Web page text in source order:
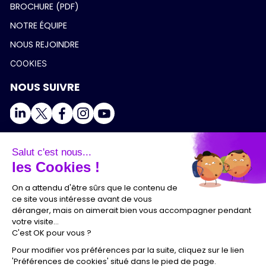
BROCHURE (PDF)
NOTRE ÉQUIPE
NOUS REJOINDRE
COOKIES
NOUS SUIVRE
Salut c'est nous...
les Cookies !
On a attendu d'être sûrs que le contenu de
ce site vous intéresse avant de vous
déranger, mais on aimerait bien vous accompagner pendant
votre visite...
C'est OK pour vous ?
Pour modifier vos préférences par la suite, cliquez sur le lien
'Préférences de cookies' situé dans le pied de page.